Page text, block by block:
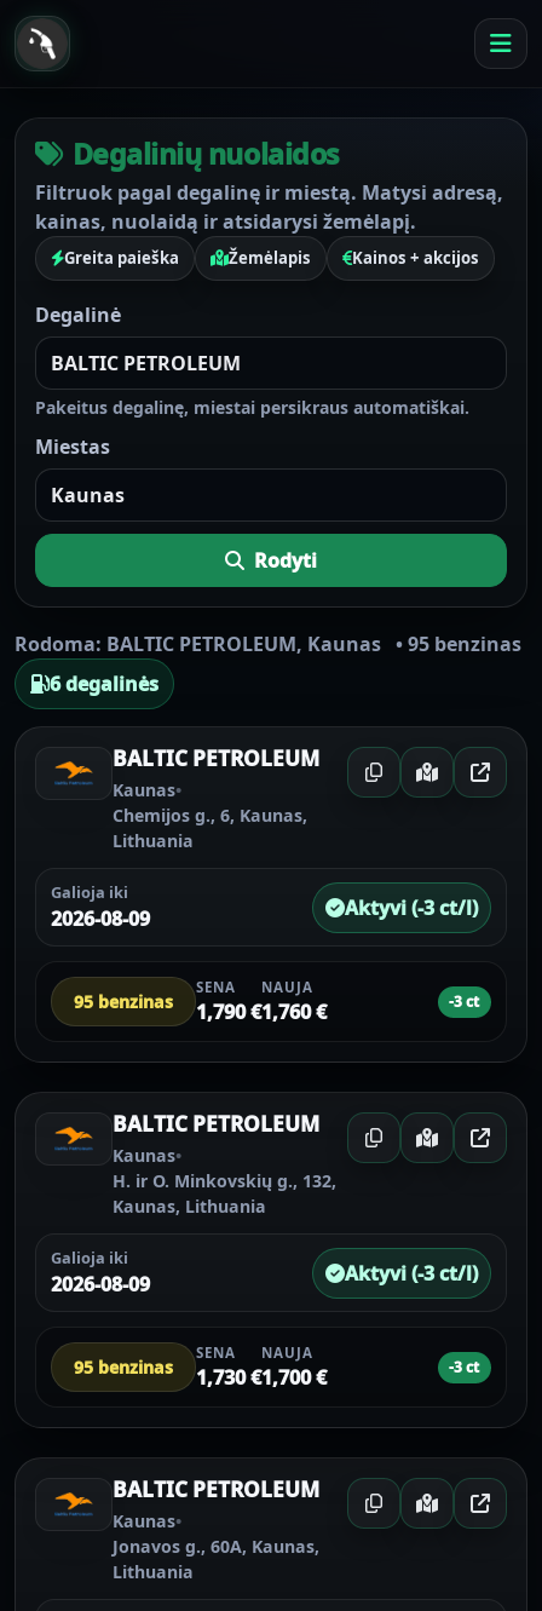
Degalinių nuolaidos
Filtruok pagal degalinę ir miestą. Matysi adresą,
kainas, nuolaidą ir atsidarysi žemėlapį.
Greita paieška Žemėlapis Kainos + akcijos
Degalinė
Pakeitus degalinę, miestai persikraus automatiškai.
Miestas
Rodyti
Rodoma: BALTIC PETROLEUM, Kaunas •95 benzinas
6 degalinės
BALTIC PETROLEUM
Kaunas•
Chemijos g., 6, Kaunas,
Lithuania
Galioja iki
2026-08-09 Aktyvi (-3 ct/l)
95 benzinas
SENA
1,790 €
NAUJA
1,760 € -3 ct
BALTIC PETROLEUM
Kaunas•
H. ir O. Minkovskių g., 132,
Kaunas, Lithuania
Galioja iki
2026-08-09 Aktyvi (-3 ct/l)
95 benzinas
SENA
1,730 €
NAUJA
1,700 € -3 ct
BALTIC PETROLEUM
Kaunas•
Jonavos g., 60A, Kaunas,
Lithuania